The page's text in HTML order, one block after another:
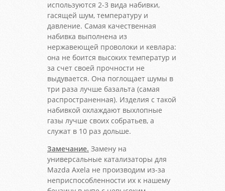
используются 2-3 вида набивки,
гасящей шум, температуру и
давление. Самая качественная
набивка выполнена из
нержавеющей проволоки и кевлара:
она не боится высоких температур и
за счет своей прочности не
выдувается. Она поглощает шумы в
три раза лучше базальта (самая
распространенная). Изделия с такой
набивкой охлаждают выхлопные
газы лучше своих собратьев, а
служат в 10 раз дольше.
Замечание. Замену на
универсальные катализаторы для
Mazda Axela не производим из-за
неприспособленности их к нашему